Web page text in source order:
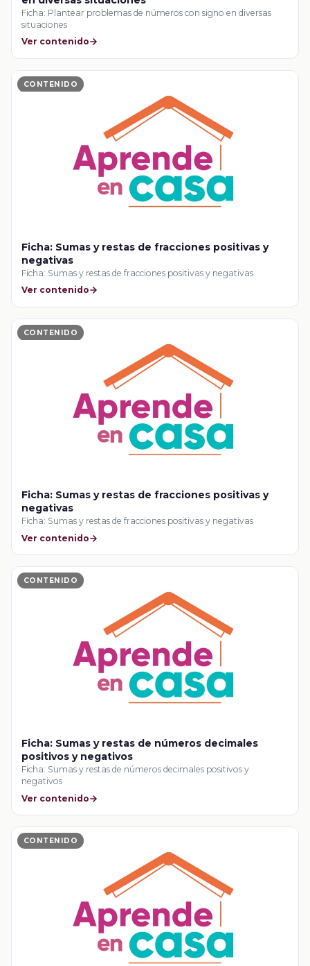
Ficha: Plantear problemas de números con signo en diversas
situaciones
Ver contenido
CONTENIDO
Ficha: Sumas y restas de fracciones positivas y
negativas
Ficha: Sumas y restas de fracciones positivas y negativas
Ver contenido
CONTENIDO
Ficha: Sumas y restas de fracciones positivas y
negativas
Ficha: Sumas y restas de fracciones positivas y negativas
Ver contenido
CONTENIDO
Ficha: Sumas y restas de números decimales
positivos y negativos
Ficha: Sumas y restas de números decimales positivos y
negativos
Ver contenido
CONTENIDO